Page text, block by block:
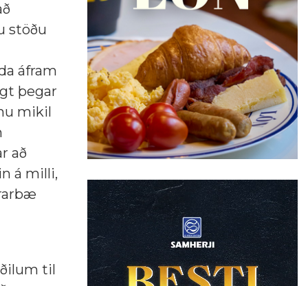
stöðu
áfram
þegar
mikil
að
á milli,
til